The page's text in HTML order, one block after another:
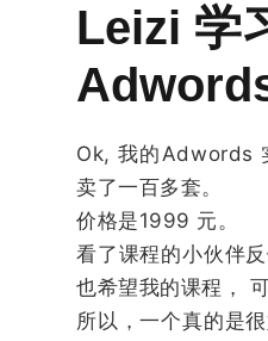
Leizi 学
Ok, 我的Adwords
卖了一百多套。
价格是1999 元。
看了课程的小伙伴
也希望我的课程，
所以，一个真的是